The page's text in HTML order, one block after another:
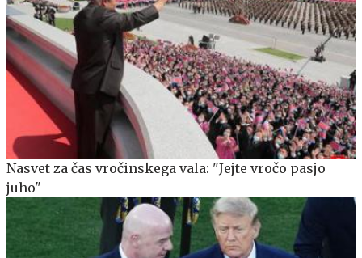
Nasvet za čas vročinskega vala: "Jejte vročo pasjo
juho"